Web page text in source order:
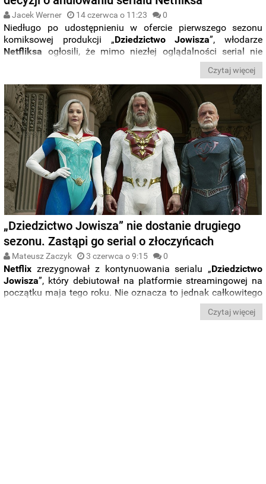
Jacek Werner 14 czerwca o 11:23 0
Niedługo po udostępnieniu w ofercie pierwszego sezonu
komiksowej produkcji „Dziedzictwo Jowisza”, włodarze
Netfliksa ogłosili, że mimo niezłej oglądalności serial nie
. Teraz do sieci trafiły nowe
informacje ujawniające argumenty stojące za taką, a nie inną
decyzją streamera.
Czytaj więcej
„Dziedzictwo Jowisza” nie dostanie drugiego
sezonu. Zastąpi go serial o złoczyńcach
Mateusz Zaczyk 3 czerwca o 9:15 0
Netflix zrezygnował z kontynuowania serialu „Dziedzictwo
Jowisza”, który debiutował na platformie streamingowej na
początku maja tego roku. Nie oznacza to jednak całkowitego
Marka Millara.
rozwijanie uniwersum
Czytaj więcej